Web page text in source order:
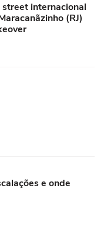
internacional
(RJ)
e onde